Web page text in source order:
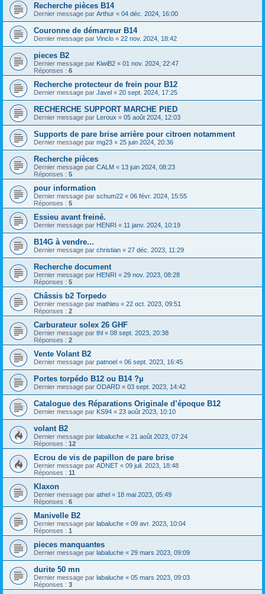
Recherche pièces B14
Dernier message par Arthur « 04 déc. 2024, 16:00
Couronne de démarreur B14
Dernier message par Vinclo « 22 nov. 2024, 18:42
pieces B2
Dernier message par KiwiB2 « 01 nov. 2024, 22:47
Réponses : 6
Recherche protecteur de frein pour B12
Dernier message par Javel « 20 sept. 2024, 17:25
RECHERCHE SUPPORT MARCHE PIED
Dernier message par Leroux « 05 août 2024, 12:03
Supports de pare brise arrière pour citroen notamment
Dernier message par mg23 « 25 juin 2024, 20:36
Recherche pièces
Dernier message par CALM « 13 juin 2024, 08:23
Réponses : 5
pour information
Dernier message par schum22 « 06 févr. 2024, 15:55
Réponses : 5
Essieu avant freiné.
Dernier message par HENRI « 11 janv. 2024, 10:19
B14G à vendre...
Dernier message par christian « 27 déc. 2023, 11:29
Recherche document
Dernier message par HENRI « 29 nov. 2023, 08:28
Réponses : 5
Châssis b2 Torpedo
Dernier message par mathieu « 22 oct. 2023, 09:51
Réponses : 2
Carburateur solex 26 GHF
Dernier message par thl « 08 sept. 2023, 20:38
Réponses : 2
Vente Volant B2
Dernier message par patnoel « 06 sept. 2023, 16:45
Portes torpédo B12 ou B14 ?µ
Dernier message par ODARD « 03 sept. 2023, 14:42
Catalogue des Réparations Originale d’époque B12
Dernier message par KS94 « 23 août 2023, 10:10
volant B2
Dernier message par labaluche « 21 août 2023, 07:24
Réponses : 12
Ecrou de vis de papillon de pare brise
Dernier message par ADNET « 09 juil. 2023, 18:48
Réponses : 11
Klaxon
Dernier message par athel « 18 mai 2023, 05:49
Réponses : 6
Manivelle B2
Dernier message par labaluche « 09 avr. 2023, 10:04
Réponses : 1
pieces manquantes
Dernier message par labaluche « 29 mars 2023, 09:09
durite 50 mn
Dernier message par labaluche « 05 mars 2023, 09:03
Réponses : 3